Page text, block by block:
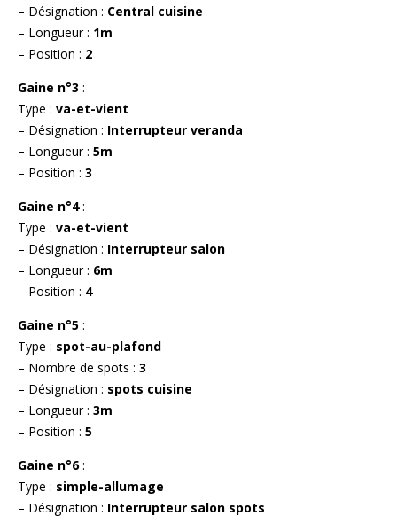
– Désignation : Central cuisine
– Longueur : 1m
– Position : 2
Gaine n°3 :
Type : va-et-vient
– Désignation : Interrupteur veranda
– Longueur : 5m
– Position : 3
Gaine n°4:
Type : va-et-vient
– Désignation : Interrupteur salon
– Longueur : 6m
– Position : 4
Gaine n°5 :
Type : spot-au-plafond
– Nombre de spots : 3
– Désignation : spots cuisine
– Longueur : 3m
– Position : 5
Gaine n°6:
Type : simple-allumage
– Désignation : Interrupteur salon spots